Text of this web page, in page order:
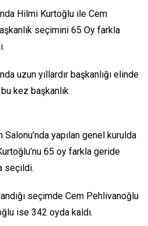
Hilmi Kurtoğlu ile Cem
seçimini 65 Oy farkla
uzun yıllardır başkanlığı elinde
kez başkanlık
yapılan genel kurulda
65 oy farkla geride
seçildi.
seçimde Cem Pehlivanoğlu
ise 342 oyda kaldı.